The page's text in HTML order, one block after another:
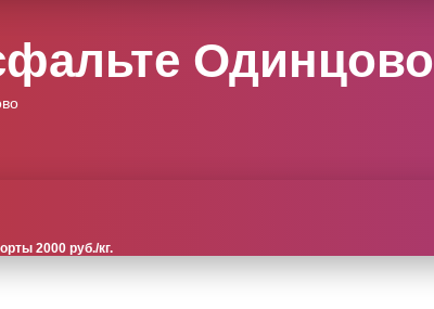
Одинцово
2000 руб./кг.